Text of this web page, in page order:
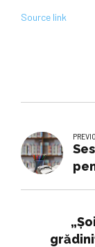
Source link